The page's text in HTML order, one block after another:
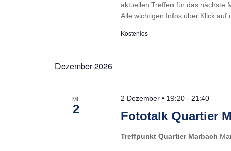
aktuellen Treffen für das nächste
Alle wichtigen Infos über Klick auf
Kostenlos
Dezember 2026
MI.
2
Fototalk Quartier
2 Dezember • 19:20 - 21:40
Treffpunkt Quartier Marbach